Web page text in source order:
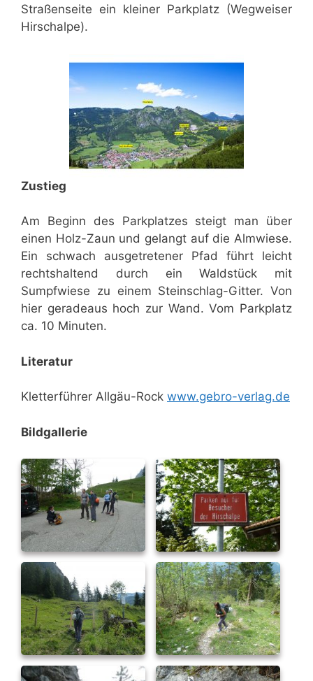
Straßenseite ein kleiner Parkplatz (Wegweiser
Hirschalpe).
Zustieg
Am Beginn des Parkplatzes steigt man über
einen Holz-Zaun und gelangt auf die Almwiese.
Ein schwach ausgetretener Pfad führt leicht
rechtshaltend durch ein Waldstück mit
Sumpfwiese zu einem Steinschlag-Gitter. Von
hier geradeaus hoch zur Wand. Vom Parkplatz
ca. 10 Minuten.
Literatur
Kletterführer Allgäu-Rock www.gebro-verlag.de
Bildgallerie